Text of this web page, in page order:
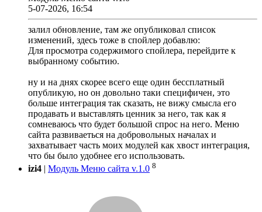
5-07-2026, 16:54
залил обновление, там же опубликовал список
изменений, здесь тоже в спойлер добавлю:
Для просмотра содержимого спойлера, перейдите к
выбранному событию.
ну и на днях скорее всего еще один бессплатный
опубликую, но он довольно таки специфичен, это
больше интеграция так сказать, не вижу смысла его
продавать и выставлять ценник за него, так как я
сомневаюсь что будет большой спрос на него. Меню
сайта развиваеться на добровольных началах и
захватывает часть моих модулей как хвост интеграция,
что бы было удобнее его использовать.
izi4 | Модуль Меню сайта v.1.0 8